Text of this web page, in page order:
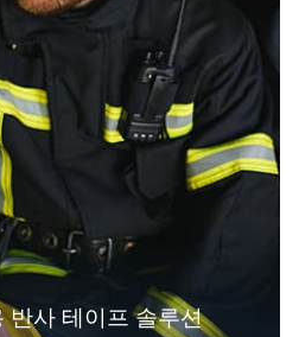
반사 테이프 솔루션
를 위한 반사 섬유 솔
루션
광 패브릭 솔루션
친 안전복 솔루션